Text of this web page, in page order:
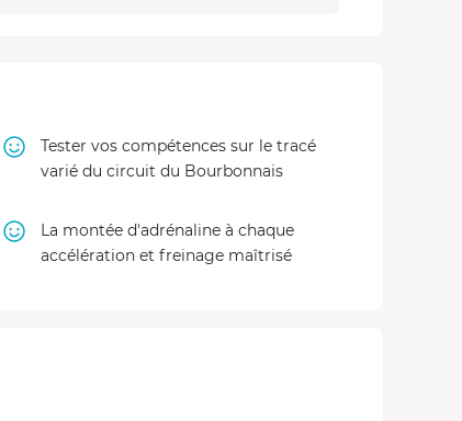
Tester vos compétences sur le tracé
varié du circuit du Bourbonnais
La montée d'adrénaline à chaque
accélération et freinage maîtrisé